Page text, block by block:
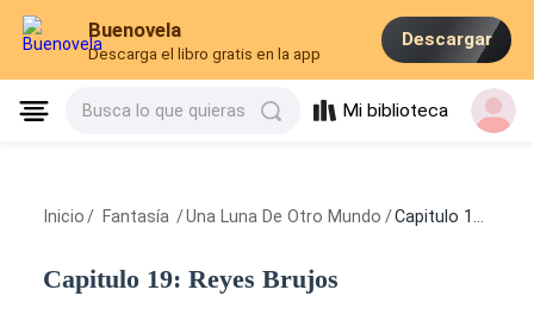
Buenovela
Descarga el libro gratis en la app
Descargar
Busca lo que quieras Mi biblioteca
Inicio / Fantasía /Una Luna De Otro Mundo /Capitulo 19: Reyes Brujos
Capitulo 19: Reyes Brujos